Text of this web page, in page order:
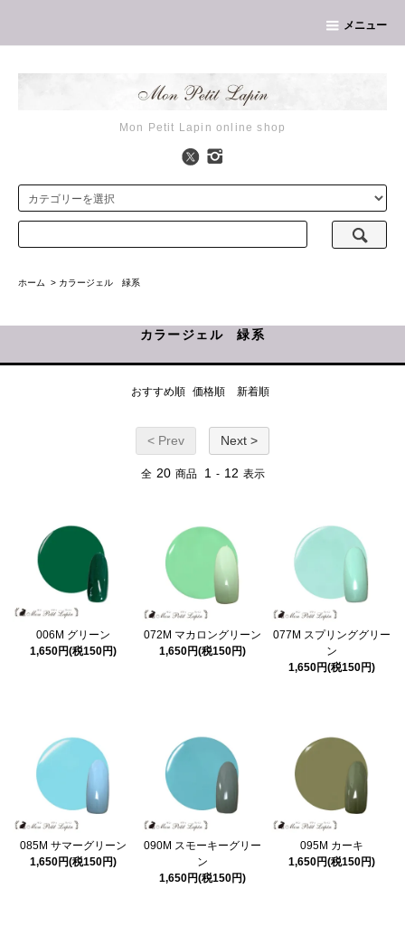
メニュー
Mon Petit Lapin online shop
ホーム > カラージェル 緑系
カラージェル 緑系
おすすめ順 価格順 新着順
< Prev Next >
全 20 商品 1 - 12 表示
006M グリーン
1,650円(税150円)
072M マカロングリーン
1,650円(税150円)
077M スプリンググリー
ン
1,650円(税150円)
085M サマーグリーン
1,650円(税150円)
090M スモーキーグリー
ン
1,650円(税150円)
095M カーキ
1,650円(税150円)